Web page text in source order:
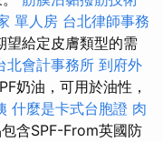
單人房 台北律師事務
望給定皮膚類型的需
北會計事務所 到府外
奶油，可用於油性，
什麼是卡式台胞證 肉
含SPF-From英國防